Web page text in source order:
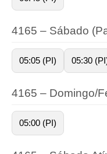
4165 – Sábado
05:05 (PI) 05:30
4165 – Domingo/
05:00 (PI)